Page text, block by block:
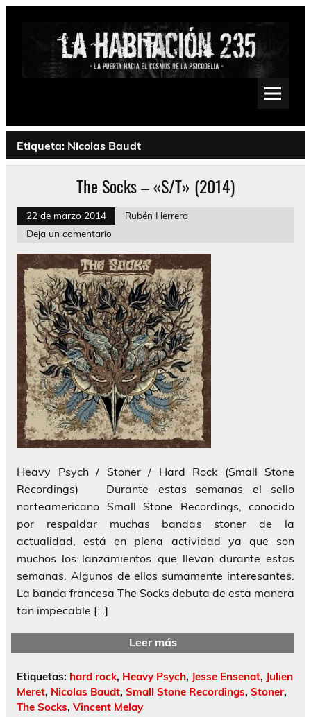
Saltar
Psychedelic, Stoner, Doom, Sludge, Fuzz, Space, Drone
Etiqueta: Nicolas Baudt
The Socks – «S/T» (2014)
22 de marzo 2014
Rubén Herrera
Deja un comentario
Heavy Psych / Stoner / Hard Rock (Small Stone
Recordings) Durante estas semanas el sello
norteamericano Small Stone Recordings, conocido
por respaldar muchas bandas stoner de la
actualidad, está en plena actividad ya que son
muchos los lanzamientos que llevan durante estas
semanas. Algunos de ellos sumamente interesantes.
La banda francesa The Socks debuta de esta manera
tan impecable […]
Leer más
Etiquetas: hard rock, Heavy Psych, Jesse Ensenat, Julien
Meret, Nicolas Baudt, Small Stone Recordings, Stoner,
The Socks, Vincent Melay